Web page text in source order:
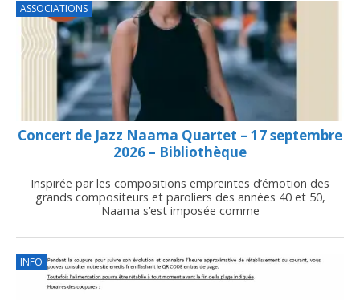
ASSOCIATIONS
Concert de Jazz Naama Quartet – 17 septembre
2026 – Bibliothèque
Inspirée par les compositions empreintes d’émotion des
grands compositeurs et paroliers des années 40 et 50,
Naama s’est imposée comme
INFO